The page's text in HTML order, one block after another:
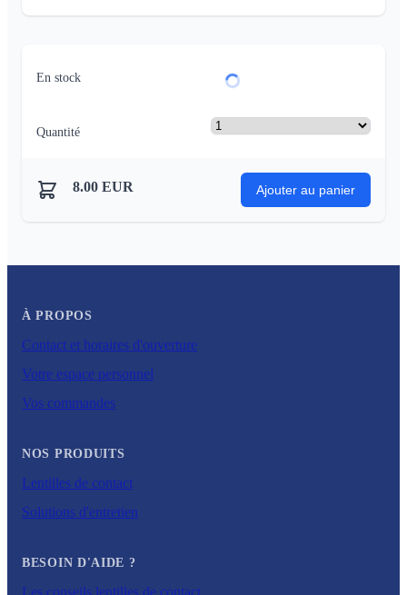
En stock
Quantité
8.00 EUR Ajouter au panier
À PROPOS
Contact et horaires d'ouverture
Votre espace personnel
Vos commandes
NOS PRODUITS
Lentilles de contact
Solutions d'entretien
BESOIN D'AIDE ?
Les conseils lentilles de contact